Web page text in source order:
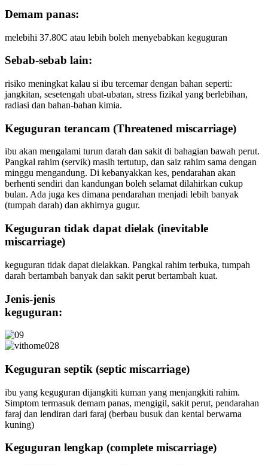
Demam panas:
melebihi 37.80C atau lebih boleh menyebabkan keguguran
Sebab-sebab lain:
risiko meningkat kalau si ibu tercemar dengan bahan seperti:
jangkitan, sesetengah ubat-ubatan, stress fizikal yang berlebihan,
radiasi dan bahan-bahan kimia.
Keguguran terancam (Threatened miscarriage)
ibu akan mengalami turun darah dan sakit di bahagian bawah perut.
Pangkal rahim (servik) masih tertutup, dan saiz rahim sama dengan
minggu mengandung. Di kebanyakkan kes, pendarahan akan
berhenti sendiri dan kandungan boleh selamat dilahirkan cukup
bulan. Ada juga kes dimana pendarahan menjadi lebih banyak
(tumpah darah) dan akhirnya gugur.
Keguguran tidak dapat dielak (inevitable
miscarriage)
keguguran tidak dapat dielakkan. Pangkal rahim terbuka, tumpah
darah bertambah banyak dan sakit perut bertambah kuat.
Jenis-jenis
keguguran:
Keguguran septik (septic miscarriage)
ibu yang keguguran dijangkiti kuman yang menjangkiti rahim.
Simptom termasuk demam panas, mengigil, sakit perut, pendarahan
faraj dan lendiran dari faraj (berbau busuk dan kental berwarna
kuning)
Keguguran lengkap (complete miscarriage)